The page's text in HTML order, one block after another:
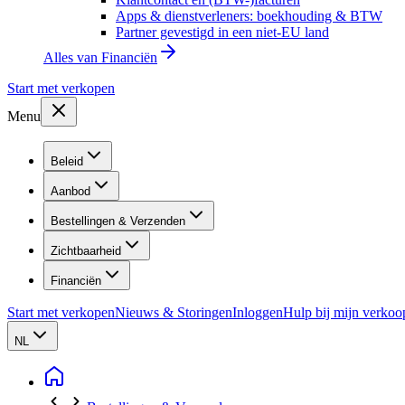
Apps & dienstverleners: boekhouding & BTW
Partner gevestigd in een niet-EU land
Alles van Financiën
Start met verkopen
Menu
Beleid
Aanbod
Bestellingen & Verzenden
Zichtbaarheid
Financiën
Start met verkopenNieuws & StoringenInloggenHulp bij mijn
NL